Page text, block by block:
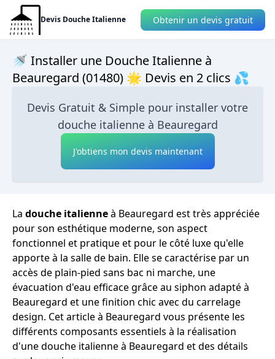
Devis Douche Italienne Obtenir un devis gratuit
🚿 Installer une Douche Italienne à
Beauregard (01480) 🌟 Devis en 2 clics 💦
Devis Gratuit & Simple pour installer votre
douche italienne à Beauregard
J'obtiens mon devis maintenant
La douche italienneà Beauregard est très appréciée
pour son esthétique moderne, son aspect
fonctionnel et pratique et pour le côté luxe qu'elle
apporte à la salle de bain. Elle se caractérise par un
accès de plain-pied sans bac ni marche, une
évacuation d'eau efficace grâce au siphon adapté à
Beauregard et une finition chic avec du carrelage
design. Cet article à Beauregard vous présente les
différents composants essentiels à la réalisation
d'une douche italienne à Beauregard et des détails